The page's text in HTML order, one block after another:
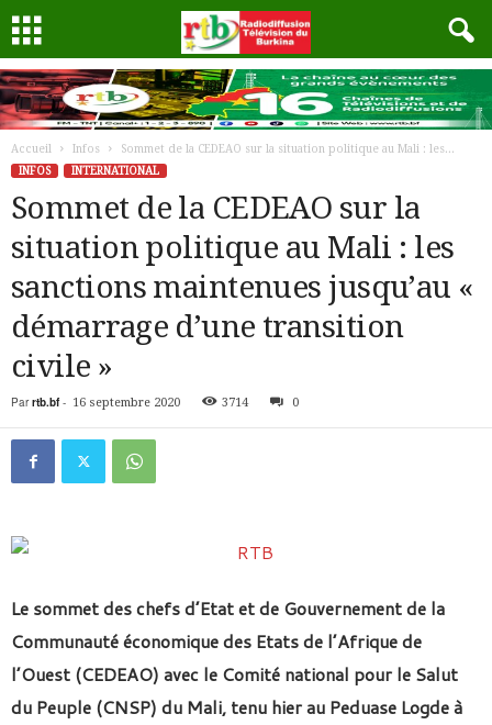
Accueil Infos
Sommet de la CEDEAO sur la situation politique au Mali : les...
INFOS
INTERNATIONAL
Sommet de la CEDEAO sur la
situation politique au Mali : les
sanctions maintenues jusqu’au «
démarrage d’une transition
civile »
Par rtb.bf- 16 septembre 2020 3714 0
Le sommet des chefs d’Etat et de Gouvernement de la
Communauté économique des Etats de l’Afrique de
l’Ouest (CEDEAO) avec le Comité national pour le Salut
du Peuple (CNSP) du Mali, tenu hier au Peduase Logde à